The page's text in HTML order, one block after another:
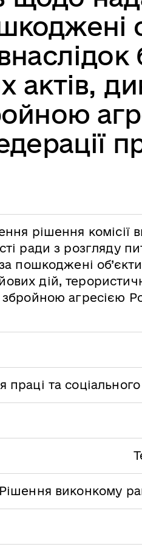
актів,
рішення комісії
ради з розгляду
пошкоджені
дій,
агресією
праці та
Рішення виконкому